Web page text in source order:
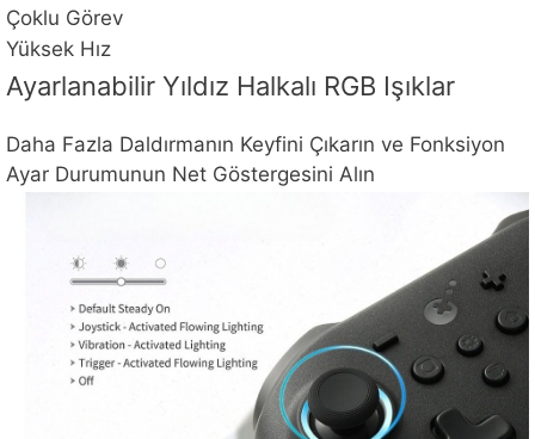
Çoklu Görev
Yüksek Hız
Ayarlanabilir Yıldız Halkalı RGB Işıklar
Daha Fazla Daldırmanın Keyfini Çıkarın ve Fonksiyon
Ayar Durumunun Net Göstergesini Alın